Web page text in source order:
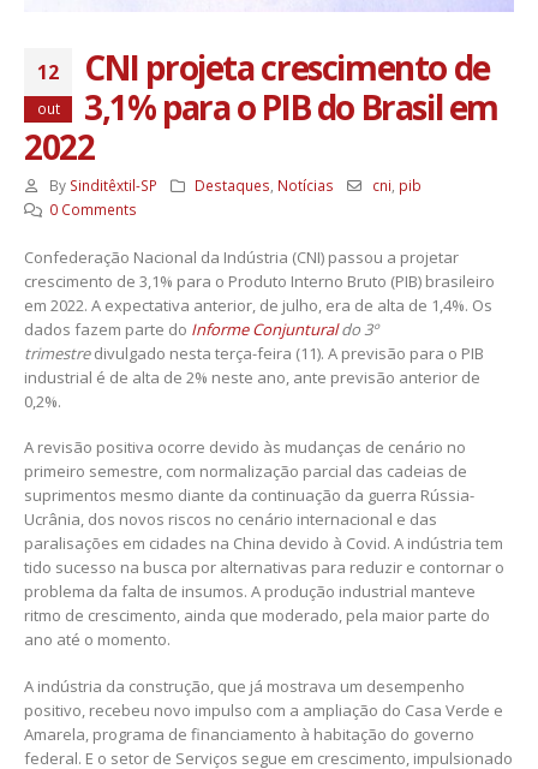
12
out
CNI projeta crescimento de
3,1% para o PIB do Brasil em
2022
By Sinditêxtil-SP Destaques Notícias cni pib
0 Comments
Confederação Nacional da Indústria (CNI) passou a projetar
crescimento de 3,1% para o Produto Interno Bruto (PIB) brasileiro
em 2022. A expectativa anterior, de julho, era de alta de 1,4%. Os
dados fazem parte do Informe Conjunturaldo 3º
trimestredivulgado nesta terça-feira (11). A previsão para o PIB
industrial é de alta de 2% neste ano, ante previsão anterior de
0,2%.
A revisão positiva ocorre devido às mudanças de cenário no
primeiro semestre, com normalização parcial das cadeias de
suprimentos mesmo diante da continuação da guerra Rússia-
Ucrânia, dos novos riscos no cenário internacional e das
paralisações em cidades na China devido à Covid. A indústria tem
tido sucesso na busca por alternativas para reduzir e contornar o
problema da falta de insumos. A produção industrial manteve
ritmo de crescimento, ainda que moderado, pela maior parte do
ano até o momento.
A indústria da construção, que já mostrava um desempenho
positivo, recebeu novo impulso com a ampliação do Casa Verde e
Amarela, programa de financiamento à habitação do governo
federal. E o setor de Serviços segue em crescimento, impulsionado